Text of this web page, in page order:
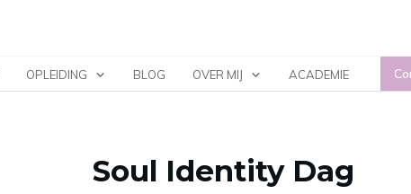
OPLEIDING BLOG OVER MIJ ACADEMIE
Soul Identity Dag